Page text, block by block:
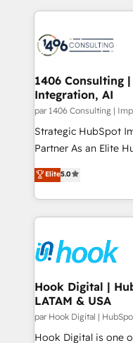
か？ ✓ HubSpot Elite
ード受賞・HUGリー
ISO9001:2015 取得
状整理の壁打ちなど
せください。
Technical Solutions: - HubSpot Technical Consulting -
Onboarding - Data Migration & Integrations -
Technical Audit & Optimization
Revenue Operations
Outbound Marketing
Design & Development We empower our
reach their full
relationship-driven support. With over
technical know-how
need to succeed.
1406 Consulting
Integration, AI
par 1406 Consulting |
Strategic HubSpot
Partner As an Elite HubSpot Partner, 1406 Consulting
helps mid-market
they sell, market,
HubSpot—we teach
to help you keep winning. What We
Data & Content 📈
Revenue Team
Agent Creation 🔄
Migration Why 1406 We become part of your team.
Your team learns
broke. Built for
Elite5.0
Hook Digital |
LATAM & USA
par Hook Digital |
Hook Digital is one